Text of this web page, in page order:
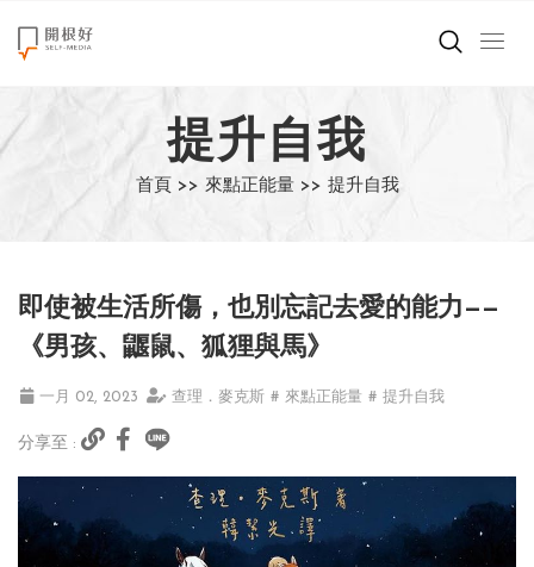
來點正能量
世界在想什麼
創造美好生活
職場商業經濟
影片專區
關於我們
提升自我
首頁 >> 來點正能量 >> 提升自我
即使被生活所傷，也別忘記去愛的能力——
《男孩、鼴鼠、狐狸與馬》
一月 02, 2023 查理．麥克斯 # 來點正能量 # 提升自我
分享至 :